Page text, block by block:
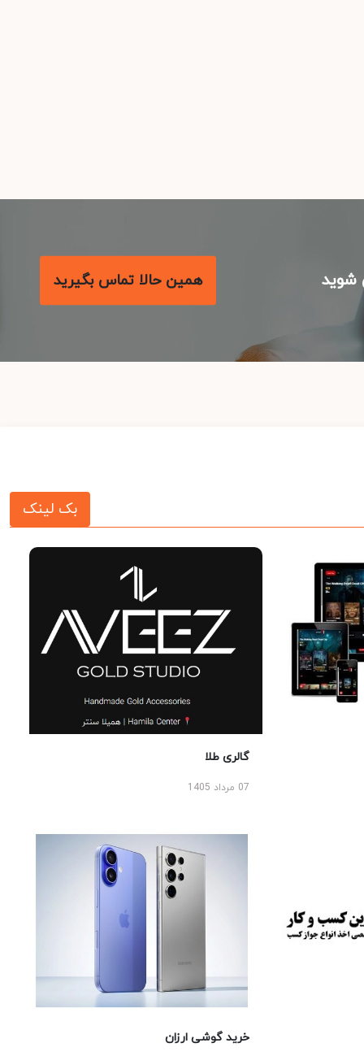
همین حالا تماس بگیرید
بک لینک
گالری طلا
07 مرداد 1405
خرید گوشی ارزان